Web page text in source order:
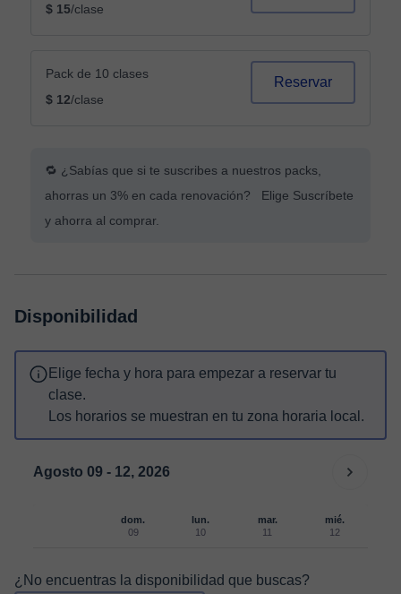
$ 15/clase
Pack de 10 clases
$ 12/clase
Reservar
🔁 ¿Sabías que si te suscribes a nuestros packs,
ahorras un 3% en cada renovación? Elige Suscríbete
y ahorra al comprar.
Disponibilidad
Elige fecha y hora para empezar a reservar tu
clase.
Los horarios se muestran en tu zona horaria local.
Agosto 09 - 12, 2026
dom.
09
lun.
10
mar.
11
mié.
12
¿No encuentras la disponibilidad que buscas?